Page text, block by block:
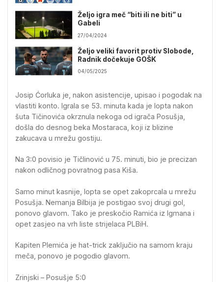
Željo igra meč “biti ili ne biti” u
Gabeli
27/04/2024
Željo veliki favorit protiv Slobode,
Radnik dočekuje GOŠK
04/05/2025
Josip Ćorluka je, nakon asistencije, upisao i pogodak na
vlastiti konto. Igrala se 53. minuta kada je lopta nakon
šuta Tičinovića okrznula nekoga od igrača Posušja,
došla do desnog beka Mostaraca, koji iz blizine
zakucava u mrežu gostiju.
Na 3:0 povisio je Tičlinović u 75. minuti, bio je precizan
nakon odličnog povratnog pasa Kiša.
Samo minut kasnije, lopta se opet zakoprcala u mrežu
Posušja. Nemanja Bilbija je postigao svoj drugi gol,
ponovo glavom. Tako je preskočio Ramića iz Igmana i
opet zasjeo na vrh liste strijelaca PLBiH.
Kapiten Plemića je hat-trick zaključio na samom kraju
meča, ponovo je pogodio glavom.
Zrinjski – Posušje 5:0